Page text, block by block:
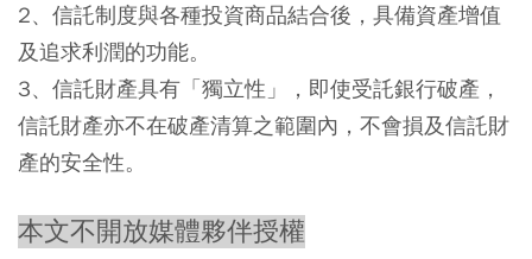
2、信託制度與各種投資商品結合後，具備資產增值
及追求利潤的功能。
3、信託財產具有「獨立性」，即使受託銀行破產，
信託財產亦不在破產清算之範圍內，不會損及信託財
產的安全性。
本文不開放媒體夥伴授權